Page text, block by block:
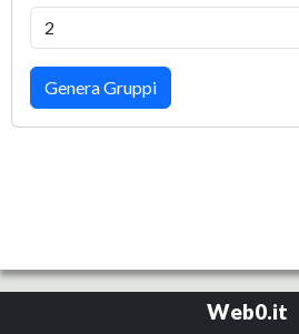
Genera Gruppi
Web0.it